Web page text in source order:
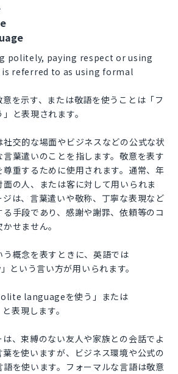
politely, paying respect or using
referred to as using formal
を示す、または敬語を使うことは「フ
と表現されます。
交的な場面やビジネスなどの公式な状
葉遣いのことを指します。敬意を表す
尊重するために使用されます。通常、年
の人、または客に対して用いられま
は、言葉遣いや敬称、丁寧な表現など
手段であり、感謝や謝罪、依頼等のコ
せません。
う概念を表すときに、英語では
いう言い方が用いられます。
languageを使う」または
表現します。
、束縛のない友人や家族との会話でよ
葉を使いますが、ビジネス環境や公式の
を使います。フォーマルな言語は敬意